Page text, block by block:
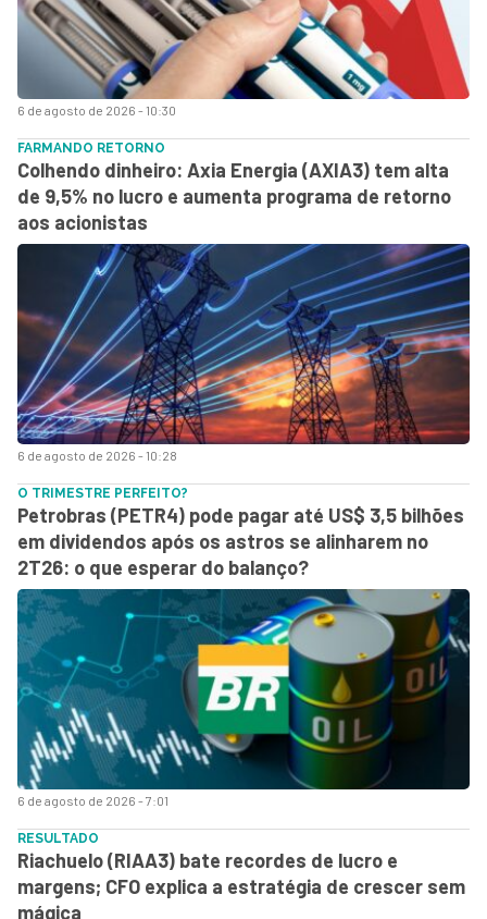
6 de agosto de 2026 - 10:30
6 de agosto de 2026 - 10:28
FARMANDO RETORNO
Colhendo dinheiro: Axia Energia (AXIA3) tem alta
de 9,5% no lucro e aumenta programa de retorno
aos acionistas
6 de agosto de 2026 - 7:01
O TRIMESTRE PERFEITO?
Petrobras (PETR4) pode pagar até US$ 3,5 bilhões
em dividendos após os astros se alinharem no
2T26: o que esperar do balanço?
RESULTADO
Riachuelo (RIAA3) bate recordes de lucro e
margens; CFO explica a estratégia de crescer sem
mágica